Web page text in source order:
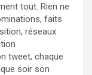
tout. Rien ne
faits
réseaux
tweet, chaque
soir son